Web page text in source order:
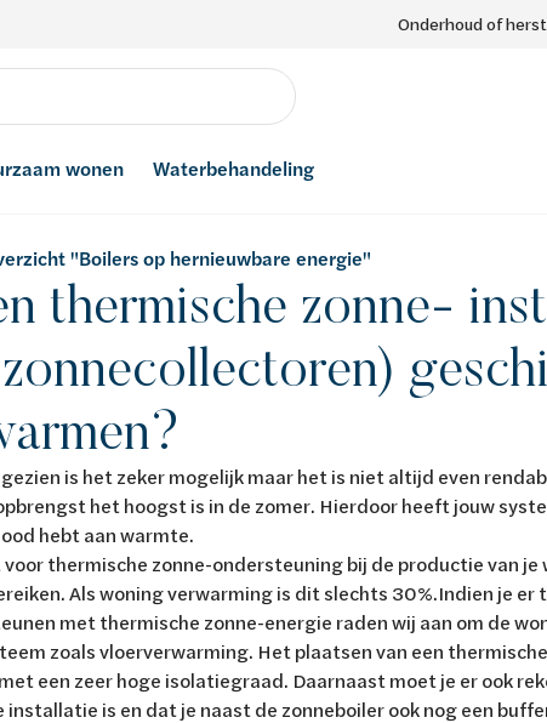
Onderhoud of
wonen Waterbehandeling
"Boilers op hernieuwbare energie"
thermische zonne-
is het zeker mogelijk maar het is niet altijd even
het hoogst is in de zomer. Hierdoor heeft jouw
hebt aan warmte.
voor thermische zonne-ondersteuning bij de productie van
Als woning verwarming is dit slechts 30%.Indien je
met thermische zonne-energie raden wij aan om de
zoals vloerverwarming. Het plaatsen van een
een zeer hoge isolatiegraad. Daarnaast moet je er ook
installatie is en dat je naast de zonneboiler ook nog een